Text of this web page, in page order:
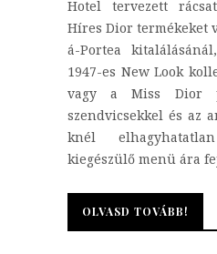
Hotel tervezett
Híres Dior termékeket
á-Portea
1947-es New Look
vagy a Miss Dior
szendvicsekkel és az
knél
kiegészülő menü ára
OLVASD TOVÁBB!
OLVASD TOVÁBB!